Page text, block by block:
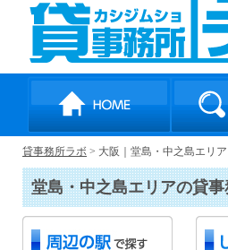
貸事務所ラボ > 大阪｜堂島・中之島エリ
堂島・中之島エリアの貸